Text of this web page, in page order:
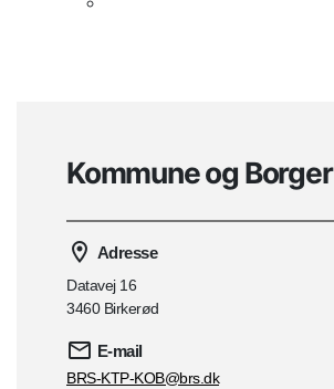
Kommune og Borger
Adresse
Datavej 16
3460 Birkerød
E-mail
BRS-KTP-KOB@brs.dk